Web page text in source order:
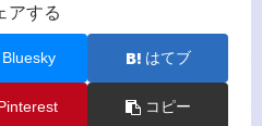
アする
Bluesky はてブ
コピー